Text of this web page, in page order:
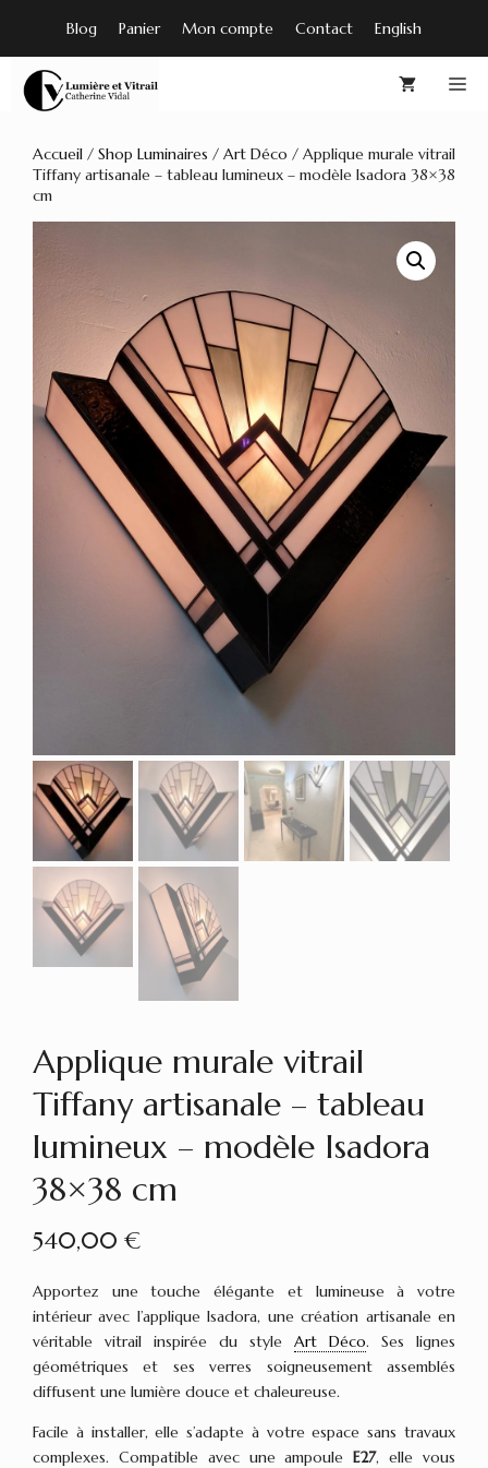
contenu
Blog Panier Mon compte Contact English
Accueil / Shop Luminaires / Art Déco / Applique murale vitrail
Tiffany artisanale – tableau lumineux – modèle Isadora 38×38
cm
Applique murale vitrail
Tiffany artisanale – tableau
lumineux – modèle Isadora
38×38 cm
540,00 €
Apportez une touche élégante et lumineuse à votre
intérieur avec l’applique Isadora, une création artisanale en
véritable vitrail inspirée du style Art Déco. Ses lignes
géométriques et ses verres soigneusement assemblés
diffusent une lumière douce et chaleureuse.
Facile à installer, elle s’adapte à votre espace sans travaux
complexes. Compatible avec une ampouleE27, elle vous